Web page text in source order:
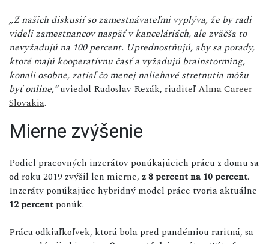
„Z našich diskusií so zamestnávateľmi vyplýva, že by radi
videli zamestnancov naspäť v kanceláriách, ale zväčša to
nevyžadujú na 100 percent. Uprednostňujú, aby sa porady,
ktoré majú kooperatívnu časť a vyžadujú brainstorming,
konali osobne, zatiaľ čo menej naliehavé stretnutia môžu
byť online,“uviedol Radoslav Rezák, riaditeľAlma Career
Slovakia.
Mierne zvýšenie
Podiel pracovných inzerátov ponúkajúcich prácu z domu sa
od roku 2019 zvýšil len mierne, z 8 percentna 10 percent.
Inzeráty ponúkajúce hybridný model práce tvoria aktuálne
12 percent ponúk.
Práca odkiaľkoľvek, ktorá bola pred pandémiou raritná, sa